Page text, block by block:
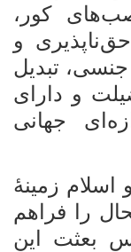
کور،
و
جنسی، تبدیل
و دارای
جهانی
اسلام زمینۀ
را فراهم
بعثت این